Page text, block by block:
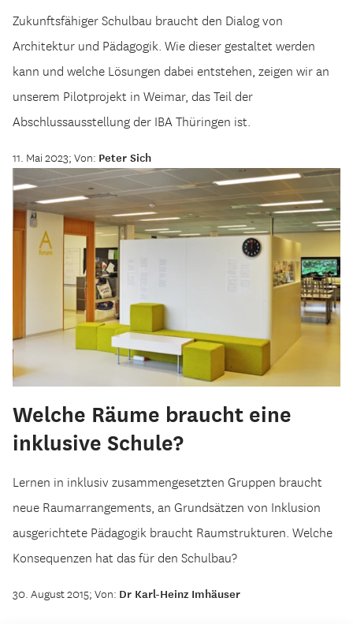
Zukunftsfähiger Schulbau braucht den Dialog von
Architektur und Pädagogik. Wie dieser gestaltet werden
kann und welche Lösungen dabei entstehen, zeigen wir an
unserem Pilotprojekt in Weimar, das Teil der
Abschlussausstellung der IBA Thüringen ist.
11. Mai 2023; Von: Peter Sich
Welche Räume braucht eine
inklusive Schule?
Lernen in inklusiv zusammengesetzten Gruppen braucht
neue Raumarrangements, an Grundsätzen von Inklusion
ausgerichtete Pädagogik braucht Raumstrukturen. Welche
Konsequenzen hat das für den Schulbau?
30. August 2015; Von: Dr Karl-Heinz Imhäuser